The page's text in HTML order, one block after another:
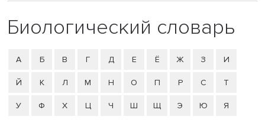
Биологический словарь
А Б В Г Д Е Ё Ж З И
Й К Л М Н О П Р С Т
У Ф Х Ц Ч Ш Щ Э Ю Я